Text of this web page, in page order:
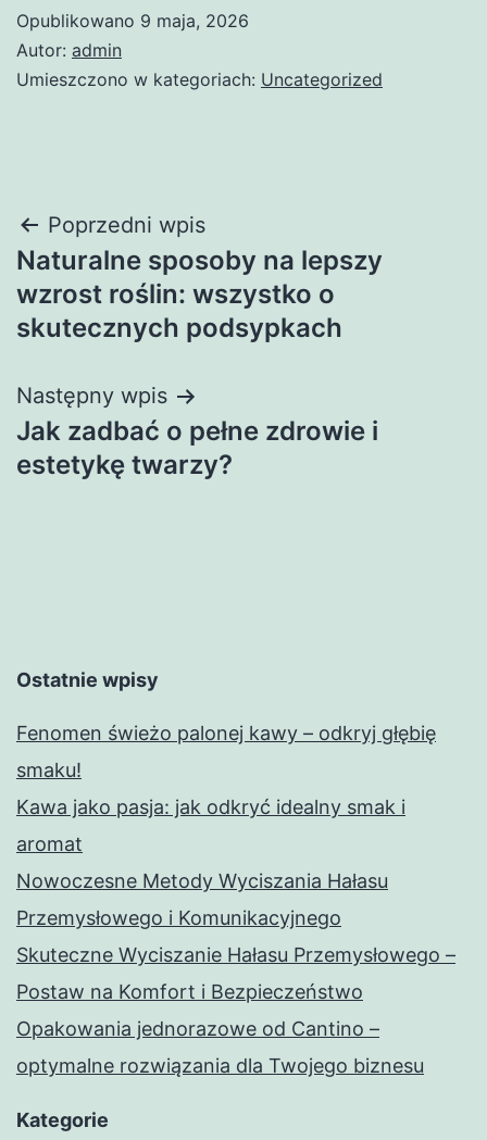
Opublikowano 9 maja, 2026
Autor: admin
Umieszczono w kategoriach: Uncategorized
Nawigacja
wpisu
Poprzedni wpis
Naturalne sposoby na lepszy
wzrost roślin: wszystko o
skutecznych podsypkach
Następny wpis
Jak zadbać o pełne zdrowie i
estetykę twarzy?
Ostatnie wpisy
Fenomen świeżo palonej kawy – odkryj głębię
smaku!
Kawa jako pasja: jak odkryć idealny smak i
aromat
Nowoczesne Metody Wyciszania Hałasu
Przemysłowego i Komunikacyjnego
Skuteczne Wyciszanie Hałasu Przemysłowego –
Postaw na Komfort i Bezpieczeństwo
Opakowania jednorazowe od Cantino –
optymalne rozwiązania dla Twojego biznesu
Kategorie